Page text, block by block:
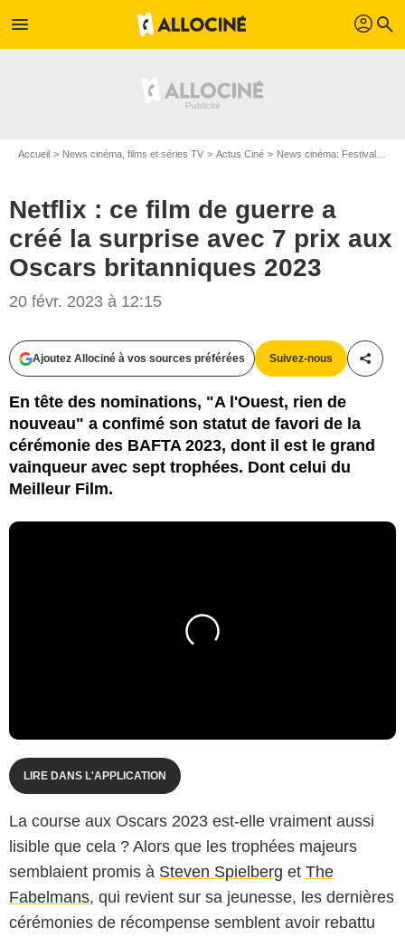
menu profil search
Accueil News cinéma, films et séries TV Actus Ciné News cinéma: Festivals
Netflix : ce film de guerre a
créé la surprise avec 7 prix aux
Oscars britanniques 2023
20 févr. 2023 à 12:15
Ajoutez Allociné à vos sources préférées Suivez-nous
En tête des nominations, "A l'Ouest, rien de
nouveau" a confimé son statut de favori de la
cérémonie des BAFTA 2023, dont il est le grand
vainqueur avec sept trophées. Dont celui du
Meilleur Film.
LIRE DANS L'APPLICATION
La course aux Oscars 2023 est-elle vraiment aussi
lisible que cela ? Alors que les trophées majeurs
semblaient promis à Steven Spielberg et The
Fabelmans, qui revient sur sa jeunesse, les dernières
cérémonies de récompense semblent avoir rebattu